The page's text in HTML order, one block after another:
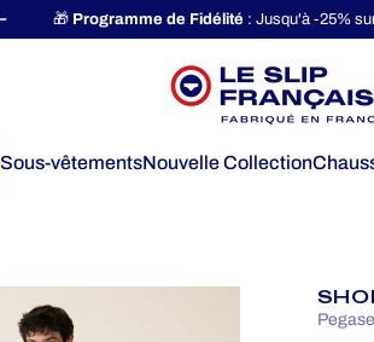
🎁 Programme de Fidélité : Jusqu'à -25%
Diaporama
Le Slip Français
Sous-vêtementsNouvelle Collection